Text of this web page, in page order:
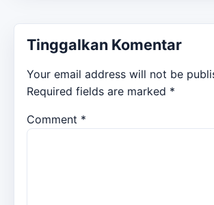
Tinggalkan Komentar
Your email address will not be
Required fields are marked *
Comment *